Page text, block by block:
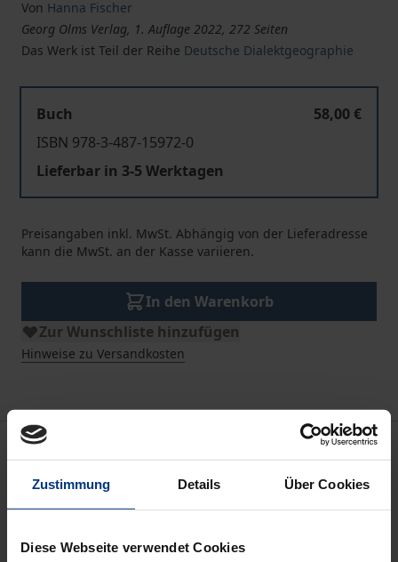
Zustimmung Details Über Cookies
Diese Webseite verwendet Cookies
Von Hanna Fischer
Georg Olms Verlag, 1. Auflage 2022, 272 Seiten
Das Werk ist Teil der Reihe Deutsche Dialektgeographie
Buch
58,00 €
ISBN 978-3-487-15972-0
Lieferbar in 3-5 Werktagen
Preisangaben inkl. MwSt. Abhängig von der Lieferadresse
kann die MwSt. an der Kasse variieren.
In den Warenkorb
Zur Wunschliste hinzufügen
Hinweise zu Versandkosten
Beschreibung
Die Regionalsprachen weisen im Vergleich mit der
Gebrauch der Tempusformen auf: Die